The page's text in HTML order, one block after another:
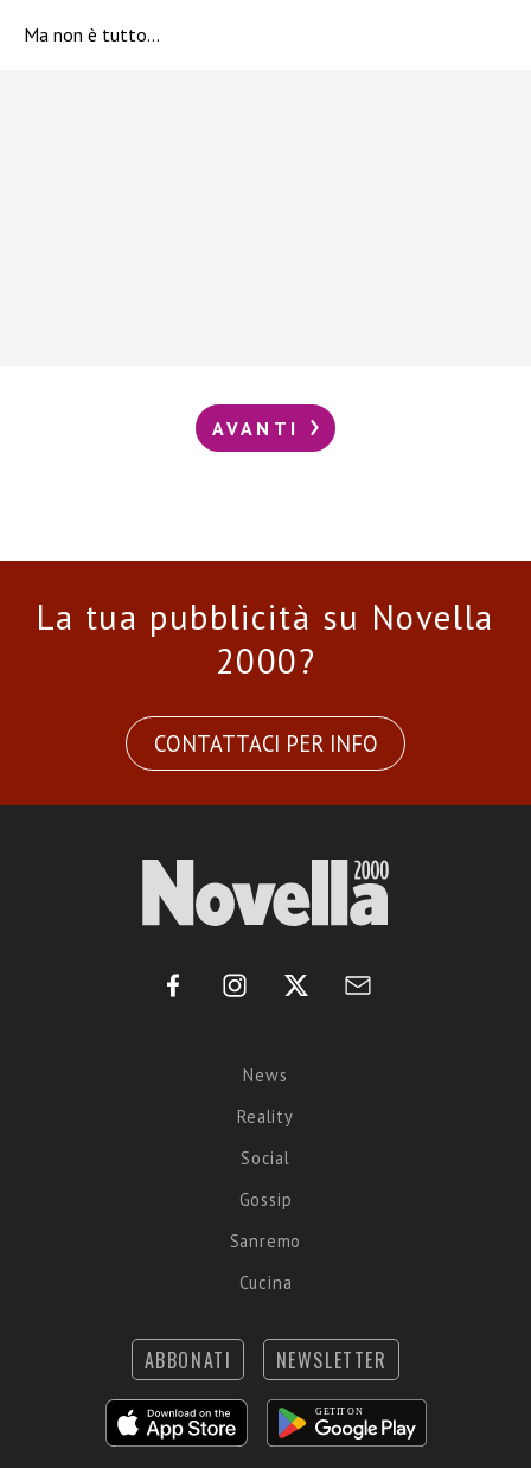
Ma non è tutto…
AVANTI
La tua pubblicità su Novella
2000?
CONTATTACI PER INFO
News
Reality
Social
Gossip
Sanremo
Cucina
ABBONATI NEWSLETTER